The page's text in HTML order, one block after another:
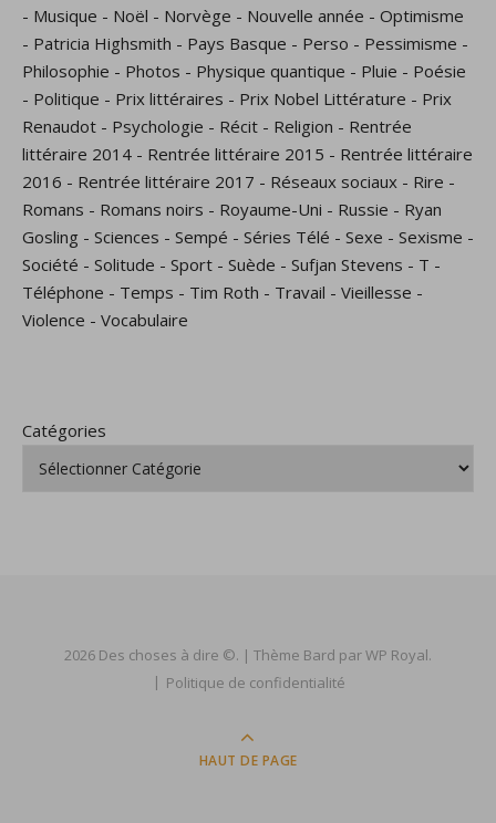
- Musique - Noël - Norvège - Nouvelle année - Optimisme
- Patricia Highsmith - Pays Basque - Perso - Pessimisme -
Philosophie - Photos - Physique quantique - Pluie - Poésie
- Politique - Prix littéraires - Prix Nobel Littérature - Prix
Renaudot - Psychologie - Récit - Religion - Rentrée
littéraire 2014 - Rentrée littéraire 2015 - Rentrée littéraire
2016 - Rentrée littéraire 2017 - Réseaux sociaux - Rire -
Romans - Romans noirs - Royaume-Uni - Russie - Ryan
Gosling - Sciences - Sempé - Séries Télé - Sexe - Sexisme -
Société - Solitude - Sport - Suède - Sufjan Stevens - T -
Téléphone - Temps - Tim Roth - Travail - Vieillesse -
Violence - Vocabulaire
Catégories
2026 Des choses à dire ©. | Thème Bard parWP Royal.
Politique de confidentialité
HAUT DE PAGE